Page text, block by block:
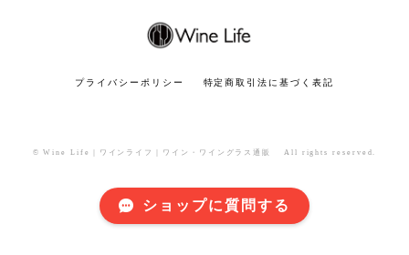
プライバシーポリシー 特定商取引法に基づく表記
© Wine Life｜ワインライフ｜ワイン・ワイングラス通販 All rights reserved.
ショップに質問する